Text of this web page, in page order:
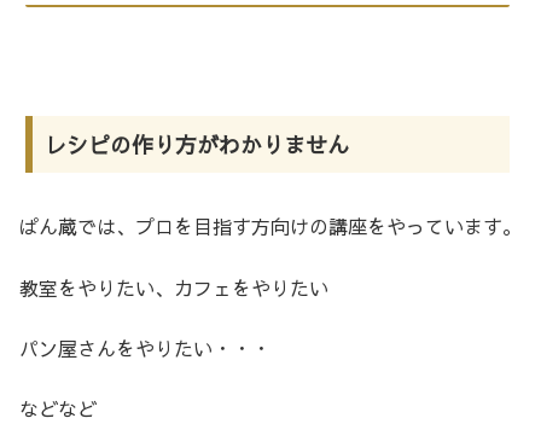
レシピの作り方がわかりません
ぱん蔵では、プロを目指す方向けの講座をやっています。
教室をやりたい、カフェをやりたい
パン屋さんをやりたい・・・
などなど